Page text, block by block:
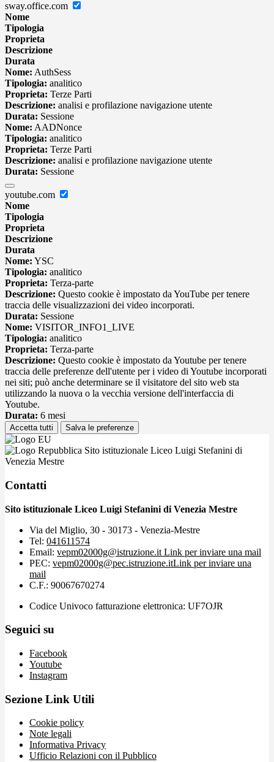
sway.office.com
Nome
Tipologia
Proprieta
Descrizione
Durata
Nome: AuthSess
Tipologia: analitico
Proprieta: Terze Parti
Descrizione: analisi e profilazione navigazione utente
Durata: Sessione
Nome: AADNonce
Tipologia: analitico
Proprieta: Terze Parti
Descrizione: analisi e profilazione navigazione utente
Durata: Sessione
youtube.com
Nome
Tipologia
Proprieta
Descrizione
Durata
Nome: YSC
Tipologia: analitico
Proprieta: Terza-parte
Descrizione: Questo cookie è impostato da YouTube per tenere
traccia delle visualizzazioni dei video incorporati.
Durata: Sessione
Nome: VISITOR_INFO1_LIVE
Tipologia: analitico
Proprieta: Terza-parte
Descrizione: Questo cookie è impostato da Youtube per tenere
traccia delle preferenze dell'utente per i video di Youtube incorporati
nei siti; può anche determinare se il visitatore del sito web sta
utilizzando la nuova o la vecchia versione dell'interfaccia di
Youtube.
Durata: 6 mesi
Accetta tutti Salva le preferenze
Sito istituzionale Liceo Luigi Stefanini di
Venezia Mestre
Contatti
Sito istituzionale Liceo Luigi Stefanini di Venezia Mestre
Via del Miglio, 30 - 30173 - Venezia-Mestre
Tel: 041611574
Email: vepm02000g@istruzione.it Link per inviare una mail
PEC: vepm02000g@pec.istruzione.itLink per inviare una
mail
C.F.: 90067670274
Codice Univoco fatturazione elettronica: UF7OJR
Seguici su
Facebook
Youtube
Instagram
Sezione Link Utili
Cookie policy
Note legali
Informativa Privacy
Ufficio Relazioni con il Pubblico